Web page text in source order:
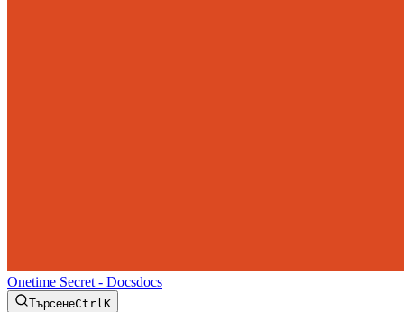
Onetime Secret - Docsdocs
ТърсенеCtrlK